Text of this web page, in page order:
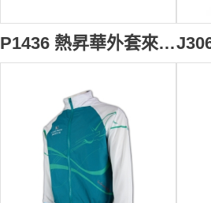
P1436 熱昇華外套來樣訂造 開胸拉鏈款式熱升華外套 保齡球衣 公務員保齡球衣 熱昇華外套專門店 熱升華產品廠家